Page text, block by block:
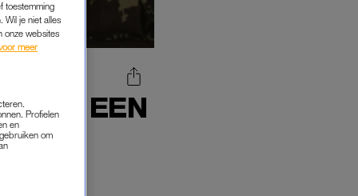
NA EEN
toestemming
Wil je niet alles
onze websites
meer
Profielen
en
om